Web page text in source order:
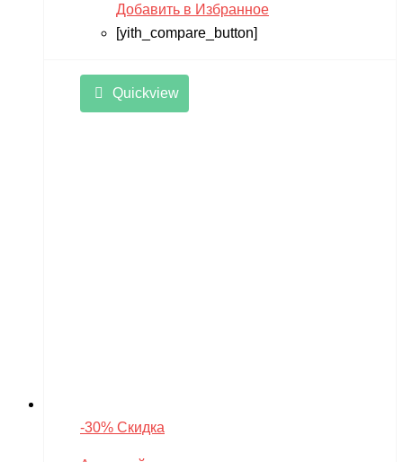
Добавить в Избранное
[yith_compare_button]
Quickview
-30% Скидка